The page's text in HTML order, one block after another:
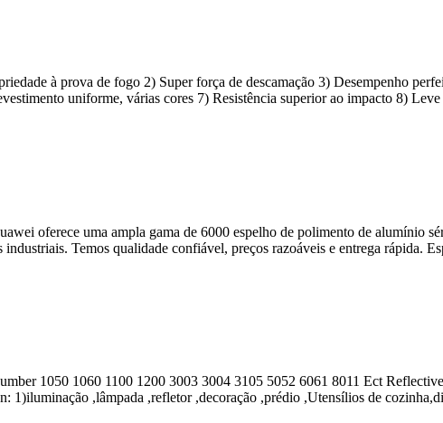
à prova de fogo 2) Super força de descamação 3) Desempenho
uniforme, várias cores 7) Resistência superior ao impacto 8)
oferece uma ampla gama de 6000 espelho de polimento de alumínio
Temos qualidade confiável, preços razoáveis ​​e entrega rápida.
1050 1060 1100 1200 3003 3004 3105 5052 6061 8011 Ect
: 1)iluminação ,lâmpada ,refletor ,decoração ,prédio ,Utensílios de